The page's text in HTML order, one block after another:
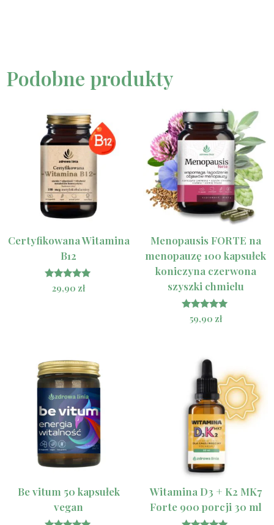
Podobne produkty
Certyfikowana Witamina
B12
Oceniono
5.00
29,90 zł
Menopausis FORTE na
menopauzę 100 kapsułek
koniczyna czerwona
szyszki chmielu
Oceniono
5.00
59,90 zł
Be vitum 50 kapsułek
vegan
Witamina D3 + K2 MK7
Forte 900 porcji 30 ml